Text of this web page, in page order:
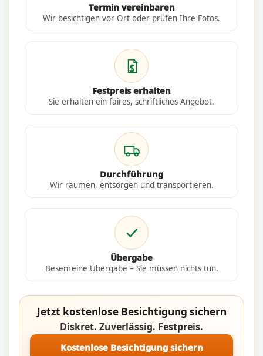
Termin vereinbaren
Wir besichtigen vor Ort oder prüfen Ihre Fotos.
Festpreis erhalten
Sie erhalten ein faires, schriftliches Angebot.
Durchführung
Wir räumen, entsorgen und transportieren.
Übergabe
Besenreine Übergabe – Sie müssen nichts tun.
Jetzt kostenlose Besichtigung sichern
Diskret. Zuverlässig. Festpreis.
Kostenlose Besichtigung sichern